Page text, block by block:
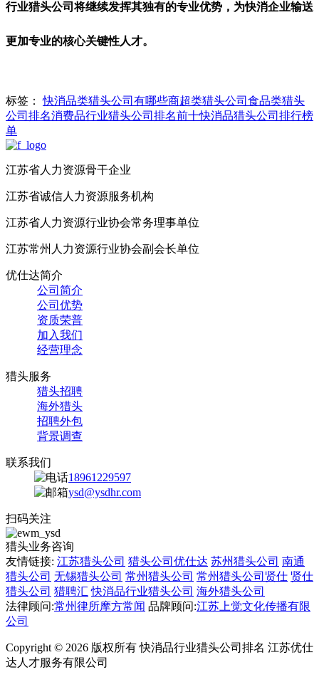
行业猎头公司将继续发挥其独有的专业优势，为快消企业输送
更加专业的核心关键性人才。
标签：快消品类猎头公司有哪些商超类猎头公司 食品类猎头
公司排名消费品行业猎头公司排名前十快消品猎头公司排行榜
单
江苏省人力资源骨干企业
江苏省诚信人力资源服务机构
江苏省人力资源行业协会常务理事单位
江苏常州人力资源行业协会副会长单位
优仕达简介
公司简介
公司优势
资质荣普
加入我们
经营理念
猎头服务
猎头招聘
海外猎头
招聘外包
背景调查
联系我们
18961229597
ysd@ysdhr.com
扫码关注
猎头业务咨询
友情链接: 江苏猎头公司 猎头公司优仕达 苏州猎头公司 南通
猎头公司 无锡猎头公司 常州猎头公司 常州猎头公司贤仕 贤仕
猎头公司 猎聘汇 快消品行业猎头公司 海外猎头公司
法律顾问:常州律所摩方常闻 品牌顾问:江苏上觉文化传播有限
公司
Copyright © 2026 版权所有 快消品行业猎头公司排名 江苏优仕
达人才服务有限公司